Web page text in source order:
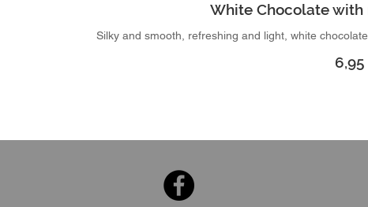
White Chocolate with
Silky and smooth, refreshing and light, white